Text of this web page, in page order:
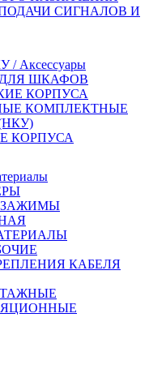
СИГНАЛОВ И
/ Аксессуары
ШКАФОВ
КОРПУСА
КОМПЛЕКТНЫЕ
КОРПУСА
КАБЕЛЯ